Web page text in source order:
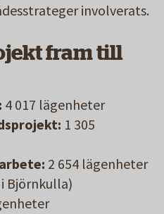
involverats.
fram till
4 017 lägenheter
1 305
2 654 lägenheter
Björnkulla)